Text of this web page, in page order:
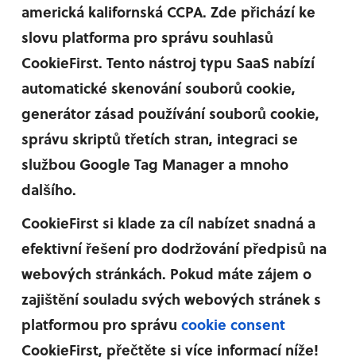
americká kalifornská CCPA. Zde přichází ke
slovu platforma pro správu souhlasů
CookieFirst. Tento nástroj typu SaaS nabízí
automatické skenování souborů cookie,
generátor zásad používání souborů cookie,
správu skriptů třetích stran, integraci se
službou Google Tag Manager a mnoho
dalšího.
CookieFirst si klade za cíl nabízet snadná a
efektivní řešení pro dodržování předpisů na
webových stránkách. Pokud máte zájem o
zajištění souladu svých webových stránek s
platformou pro správu cookie consent
CookieFirst, přečtěte si více informací níže!